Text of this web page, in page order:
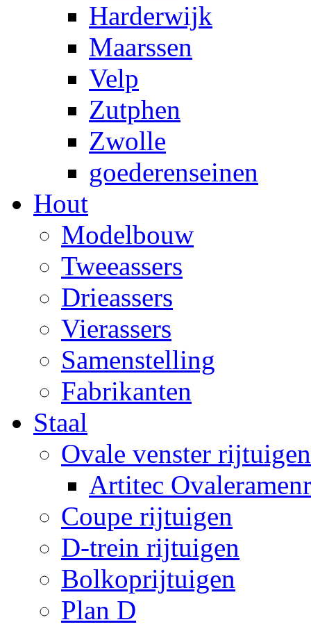
Harderwijk
Maarssen
Velp
Zutphen
Zwolle
goederenseinen
Hout
Modelbouw
Tweeassers
Drieassers
Vierassers
Samenstelling
Fabrikanten
Staal
Ovale venster rijtuigen
Artitec
Coupe rijtuigen
D-trein rijtuigen
Bolkoprijtuigen
Plan D